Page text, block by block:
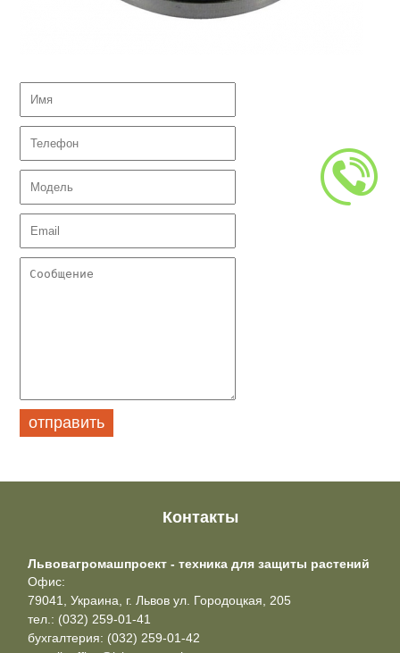
Контакты
Львовагромашпроект - техника для защиты растений
Офис:
79041, Украина, г. Львов ул. Городоцкая, 205
тел.: (032) 259-01-41
бухгалтерия: (032) 259-01-42